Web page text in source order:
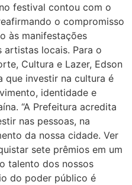
festival contou com o
o compromisso
às manifestações
locais. Para o
Cultura e Lazer, Edson
que investir na cultura é
identidade e
“A Prefeitura acredita
nas pessoas, na
da nossa cidade. Ver
sete prêmios em um
talento dos nossos
do poder público é